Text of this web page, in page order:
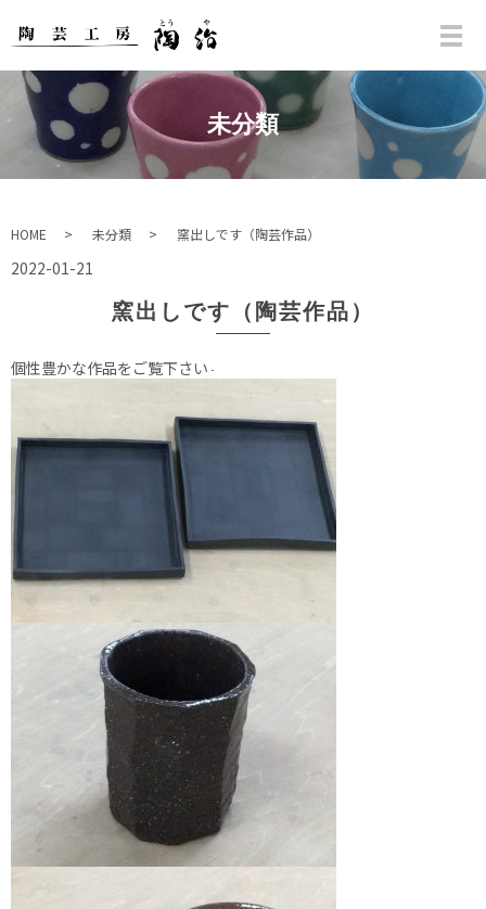
未分類
HOME 未分類 窯出しです（陶芸作品）
2022-01-21
窯出しです（陶芸作品）
個性豊かな作品をご覧下さい